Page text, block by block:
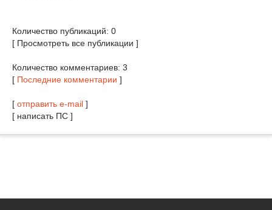
Количество публикаций: 0
[ Просмотреть все публикации ]
Количество комментариев: 3
[ Последние комментарии ]
[ отправить e-mail ]
[ написать ПС ]